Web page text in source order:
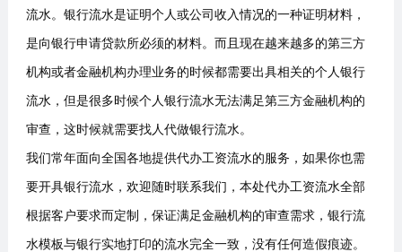
流水。银行流水是证明个人或公司收入情况的一种证明材料，
是向银行申请贷款所必须的材料。而且现在越来越多的第三方
机构或者金融机构办理业务的时候都需要出具相关的个人银行
流水，但是很多时候个人银行流水无法满足第三方金融机构的
审查，这时候就需要找人代做银行流水。
我们常年面向全国各地提供代办工资流水的服务，如果你也需
要开具银行流水，欢迎随时联系我们，本处代办工资流水全部
根据客户要求而定制，保证满足金融机构的审查需求，银行流
水模板与银行实地打印的流水完全一致，没有任何造假痕迹。